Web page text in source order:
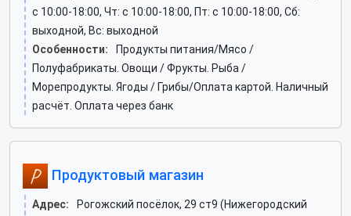
c 10:00-18:00, Чт: c 10:00-18:00, Пт: c 10:00-18:00, Сб:
выходной, Вс: выходной
Особенности:
Продукты питания/Мясо /
Полуфабрикаты. Овощи / Фрукты. Рыба /
Морепродукты. Ягоды / Грибы/Оплата картой. Наличный
расчёт. Оплата через банк
Продуктовый магазин
Адрес:
Рогожский посёлок, 29 ст9 (Нижегородский